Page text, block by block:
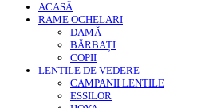
ACASĂ
RAME OCHELARI
DAMĂ
BĂRBAȚI
COPII
LENTILE DE VEDERE
CAMPANII LENTILE
ESSILOR